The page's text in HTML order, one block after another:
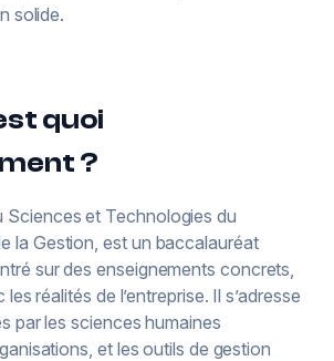
solide.
quoi
?
Sciences et Technologies du
la Gestion, est un baccalauréat
sur des enseignements concrets,
réalités de l’entreprise. Il s’adresse
par les sciences humaines
et les outils de gestion